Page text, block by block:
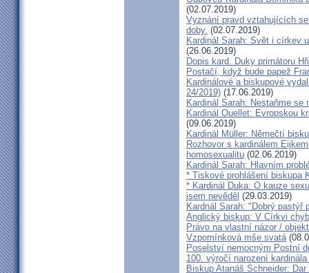
(02.07.2019)
Vyznání pravd vztahujících
doby. (02.07.2019)
Kardinál Sarah: Svět i církev
(26.06.2019)
Dopis kard. Duky primátoru
Postačí, když bude papež
Kardinálové a biskupové
24/2019) (17.06.2019)
Kardinál Sarah: Nestaňme
Kardinál Ouellet: Evropskou
(09.06.2019)
Kardinál Müller: Němečtí
Rozhovor s kardinálem
homosexualitu (02.06.2019)
Kardinál Sarah: Hlavním
* Tiskové prohlášení biskupa
* Kardinál Duka: O kauze
jsem nevěděl (29.03.2019)
Kardnál Sarah: "Dobrý
Anglický biskup: V Církvi
Právo na vlastní názor /
Vzpomínková mše svatá
Poselství nemocným Postní
100. výročí narození
Biskup Atanáš Schneider: